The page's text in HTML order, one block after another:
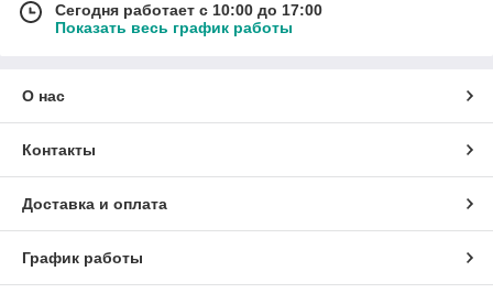
Сегодня работает с 10:00 до 17:00
Показать весь график работы
О нас
Контакты
Доставка и оплата
График работы